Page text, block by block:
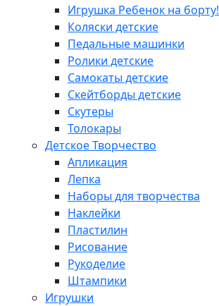
Игрушка Ребенок на борту!
Коляски детские
Педальные машинки
Ролики детские
Самокаты детские
Скейтборды детские
Скутеры
Толокары
Детское Творчество
Апликация
Лепка
Наборы для творчества
Наклейки
Пластилин
Рисование
Рукоделие
Штампики
Игрушки